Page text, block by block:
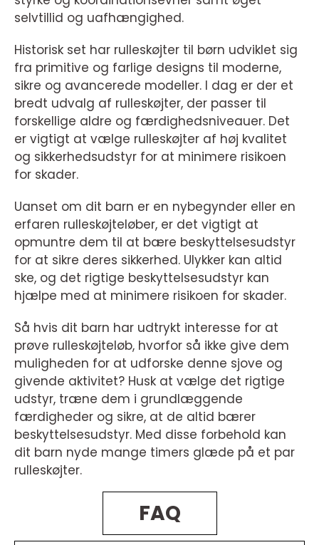
selvtillid og uafhængighed.
Historisk set har rulleskøjter til børn udviklet sig
fra primitive og farlige designs til moderne,
sikre og avancerede modeller. I dag er der et
bredt udvalg af rulleskøjter, der passer til
forskellige aldre og færdighedsniveauer. Det
er vigtigt at vælge rulleskøjter af høj kvalitet
og sikkerhedsudstyr for at minimere risikoen
for skader.
Uanset om dit barn er en nybegynder eller en
erfaren rulleskøjteløber, er det vigtigt at
opmuntre dem til at bære beskyttelsesudstyr
for at sikre deres sikkerhed. Ulykker kan altid
ske, og det rigtige beskyttelsesudstyr kan
hjælpe med at minimere risikoen for skader.
Så hvis dit barn har udtrykt interesse for at
prøve rulleskøjteløb, hvorfor så ikke give dem
muligheden for at udforske denne sjove og
givende aktivitet? Husk at vælge det rigtige
udstyr, træne dem i grundlæggende
færdigheder og sikre, at de altid bærer
beskyttelsesudstyr. Med disse forbehold kan
dit barn nyde mange timers glæde på et par
rulleskøjter.
FAQ